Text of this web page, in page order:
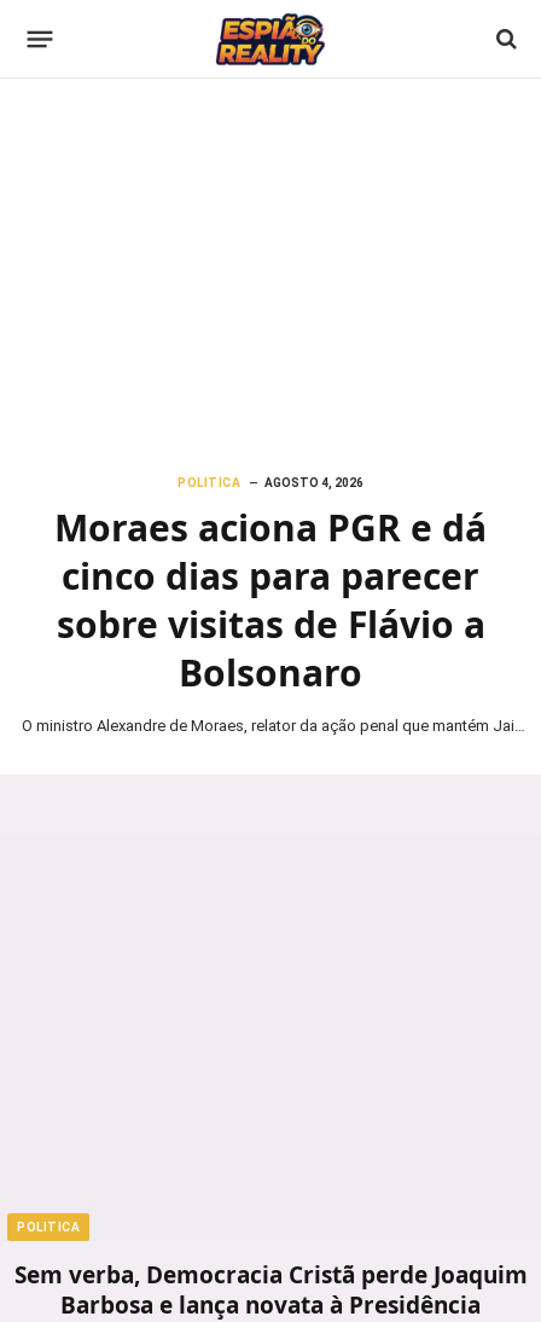
POLITICA AGOSTO 4, 2026
Moraes aciona PGR e dá
cinco dias para parecer
sobre visitas de Flávio a
Bolsonaro
O ministro Alexandre de Moraes, relator da ação penal que mantém Jair
POLITICA
Sem verba, Democracia Cristã perde Joaquim
Barbosa e lança novata à Presidência